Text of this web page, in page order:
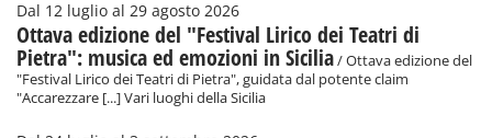
Dal 12 luglio al 29 agosto 2026
Ottava edizione del "Festival Lirico dei Teatri di
Pietra": musica ed emozioni in Sicilia/ Ottava edizione del
"Festival Lirico dei Teatri di Pietra", guidata dal potente claim
"Accarezzare [...] Vari luoghi della Sicilia